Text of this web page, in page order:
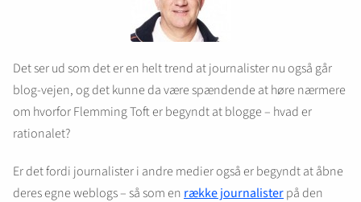
Det ser ud som det er en helt trend at journalister nu også går
blog-vejen, og det kunne da være spændende at høre nærmere
om hvorfor Flemming Toft er begyndt at blogge – hvad er
rationalet?
Er det fordi journalister i andre medier også er begyndt at åbne
deres egne weblogs – så som en række journalisterpå den